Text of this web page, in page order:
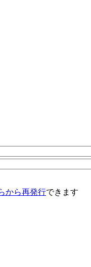
から再発行できます